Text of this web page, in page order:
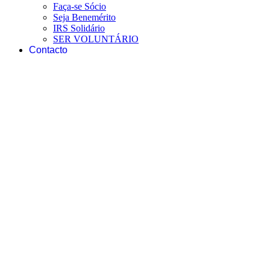
Faça-se Sócio
Seja Benemérito
IRS Solidário
SER VOLUNTÁRIO
Contacto